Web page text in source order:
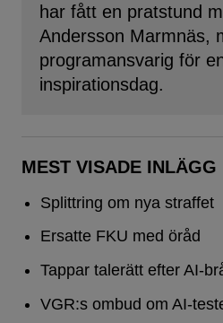
har fått en pratstund
Andersson Marmnäs,
programansvarig för
inspirationsdag.
MEST VISADE INLÄGG
Splittring om nya straffet
Ersatte FKU med öråd
Tappar talerätt efter AI-
VGR:s ombud om AI-